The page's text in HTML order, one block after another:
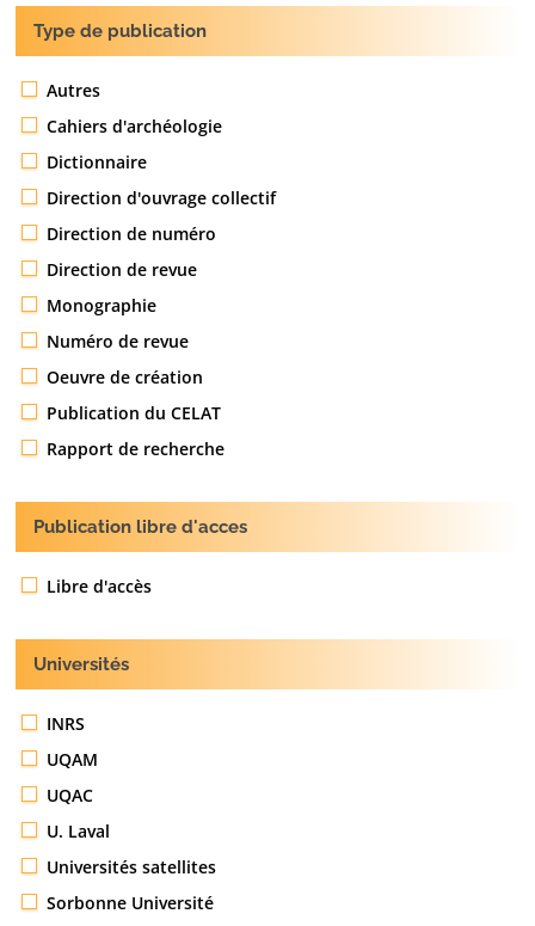
Type de publication
Autres
Cahiers d'archéologie
Dictionnaire
Direction d'ouvrage collectif
Direction de numéro
Direction de revue
Monographie
Numéro de revue
Oeuvre de création
Publication du CELAT
Rapport de recherche
Publication libre d'acces
Libre d'accès
Universités
INRS
UQAM
UQAC
U. Laval
Universités satellites
Sorbonne Université